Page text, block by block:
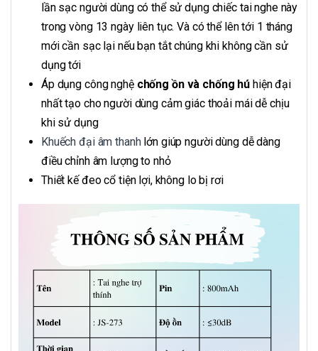
lần sạc người dùng có thể sử dụng chiếc tai nghe này
trong vòng 13 ngày liên tục. Và có thể lên tới 1 tháng
mới cần sạc lại nếu bạn tắt chúng khi không cần sử
dụng tới
Áp dụng công nghệ chống ồn và chống hú hiện đại
nhất tạo cho người dùng cảm giác thoải mái dễ chịu
khi sử dụng
Khuếch đại âm thanhlớn giúp người dùng dễ dàng
điều chỉnh âm lượng to nhỏ
Thiết kế đeo cổ tiện lợi, không lo bị rơi